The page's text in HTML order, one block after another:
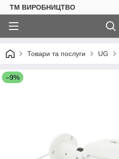
ТМ ВИРОБНИЦТВО
Товари та послуги UG
–9%